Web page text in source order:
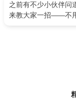
之前有不少小伙伴问
来教大家一招——不